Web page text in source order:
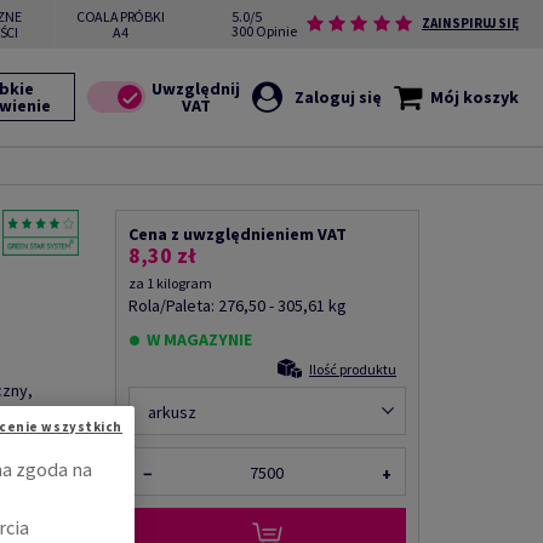
COALA PRÓBKI
A4
5.0/5
300 Opinie
ZAINSPIRUJ SIĘ
Zaloguj się Mój koszyk
ark.,
Udostępnij
Cena z uwzględnieniem VAT
8,30 zł
za 1 kilogram
Rola/Paleta: 276,50 - 305,61 kg
W MAGAZYNIE
Ilość produktu
arkusz
− +
zgoda na
wszystkich